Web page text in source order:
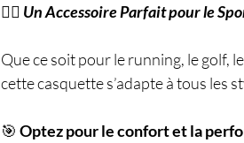
🏃‍♂️ Un Accessoire Parfait pour le
Que ce soit pour le running, le golf,
cette casquette s’adapte à tous les
🎯 Optez pour le confort et la